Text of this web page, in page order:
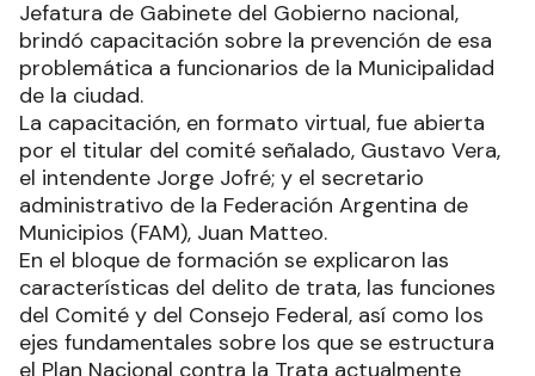
Jefatura de Gabinete del Gobierno nacional,
brindó capacitación sobre la prevención de esa
problemática a funcionarios de la Municipalidad
de la ciudad.
La capacitación, en formato virtual, fue abierta
por el titular del comité señalado, Gustavo Vera,
el intendente Jorge Jofré; y el secretario
administrativo de la Federación Argentina de
Municipios (FAM), Juan Matteo.
En el bloque de formación se explicaron las
características del delito de trata, las funciones
del Comité y del Consejo Federal, así como los
ejes fundamentales sobre los que se estructura
el Plan Nacional contra la Trata actualmente